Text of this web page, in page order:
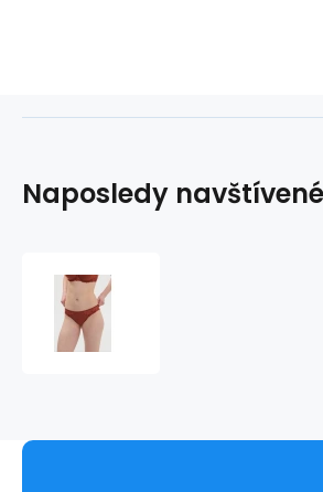
Naposledy
Simone